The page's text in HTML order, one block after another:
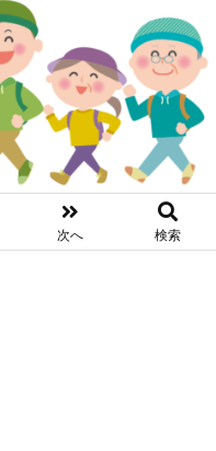
次へ 検索